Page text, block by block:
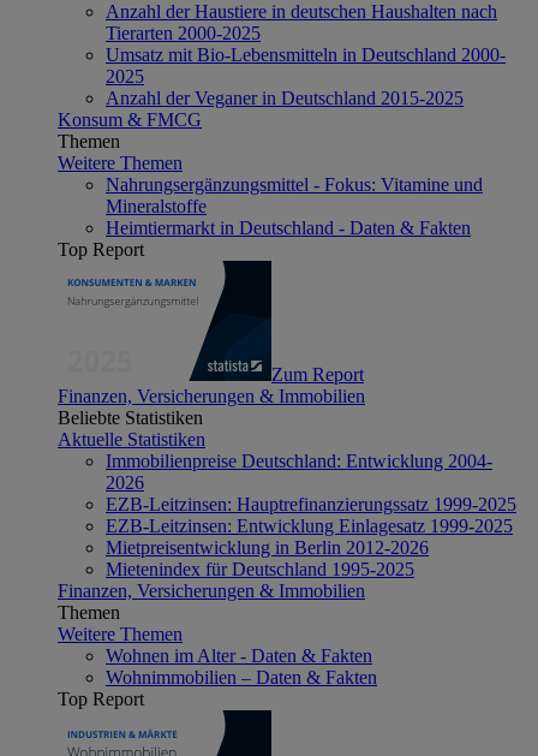
Anzahl der Haustiere in deutschen Haushalten nach
Tierarten 2000-2025
Umsatz mit Bio-Lebensmitteln in Deutschland 2000-
2025
Anzahl der Veganer in Deutschland 2015-2025
Konsum & FMCG
Themen
Weitere Themen
Nahrungsergänzungsmittel - Fokus: Vitamine und
Mineralstoffe
Heimtiermarkt in Deutschland - Daten & Fakten
Top Report
Zum Report
Finanzen, Versicherungen & Immobilien
Beliebte Statistiken
Aktuelle Statistiken
Immobilienpreise Deutschland: Entwicklung 2004-
2026
EZB-Leitzinsen: Hauptrefinanzierungssatz 1999-2025
EZB-Leitzinsen: Entwicklung Einlagesatz 1999-2025
Mietpreisentwicklung in Berlin 2012-2026
Mietenindex für Deutschland 1995-2025
Finanzen, Versicherungen & Immobilien
Themen
Weitere Themen
Wohnen im Alter - Daten & Fakten
Wohnimmobilien – Daten & Fakten
Top Report